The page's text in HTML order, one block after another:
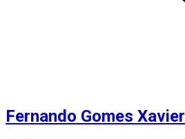
Fernando Gomes Xavier